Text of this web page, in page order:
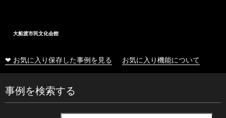
大船渡市民文化会館
❤ お気に入り保存した事例を見る お気に入り機能について
事例を検索する